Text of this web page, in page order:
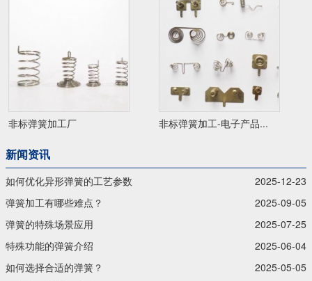
非标弹簧加工厂 非标弹簧加工-电子产品...
新闻资讯
如何优化异形弹簧的工艺参数
2025-12-23
弹簧加工有哪些难点？
2025-09-05
弹簧的特殊场景应用
2025-07-25
特殊功能的弹簧介绍
2025-06-04
如何选择合适的弹簧？
2025-05-05